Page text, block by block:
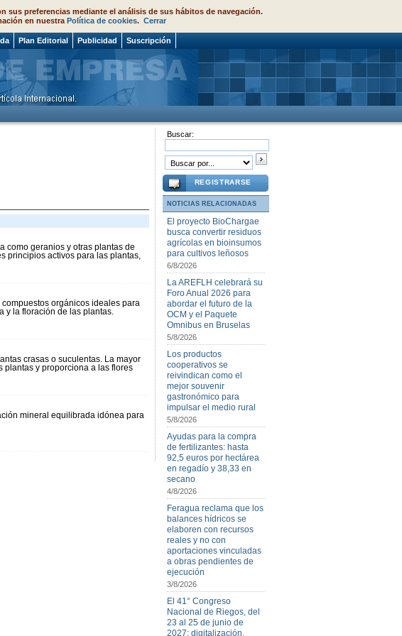
sus preferencias mediante el análisis de sus hábitos de navegación.
en nuestra Política de cookies. Cerrar
Plan Editorial Publicidad Suscripción
como geranios y otras plantas de
principios activos para las plantas,
orgánicos ideales para
y la floración de las plantas.
crasas o suculentas. La mayor
plantas y proporciona a las flores
mineral equilibrada idónea para
Buscar:
REGISTRARSE
NOTICIAS RELACIONADAS
El proyecto BioChargae
busca convertir residuos
agrícolas en bioinsumos
para cultivos leñosos
6/8/2026
La AREFLH celebrará su
Foro Anual 2026 para
abordar el futuro de la
OCM y el Paquete
Omnibus en Bruselas
5/8/2026
Los productos
cooperativos se
reivindican como el
mejor souvenir
gastronómico para
impulsar el medio rural
5/8/2026
Ayudas para la compra
de fertilizantes: hasta
92,5 euros por hectárea
en regadío y 38,33 en
secano
4/8/2026
Feragua reclama que los
balances hídricos se
elaboren con recursos
reales y no con
aportaciones vinculadas
a obras pendientes de
ejecución
3/8/2026
El 41° Congreso
Nacional de Riegos, del
23 al 25 de junio de
2027: digitalización,